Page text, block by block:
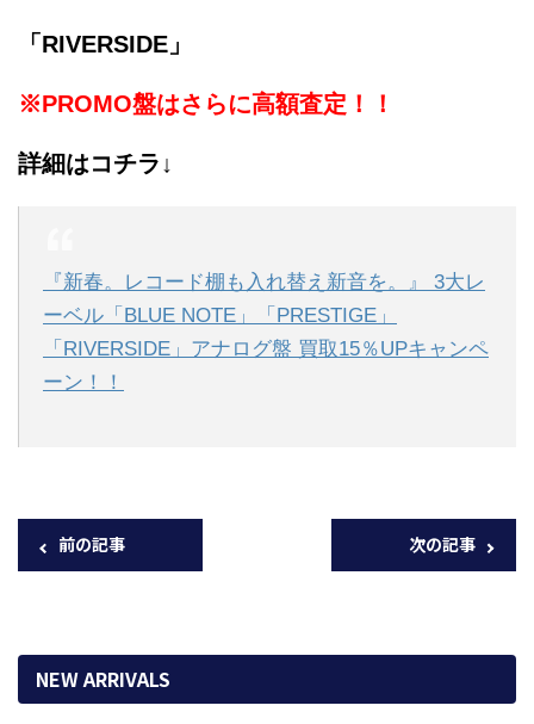
「RIVERSIDE」
※PROMO盤はさらに高額査定！！
詳細はコチラ↓
『新春。レコード棚も入れ替え新音を。』 3大レ
ーベル「BLUE NOTE」「PRESTIGE」
「RIVERSIDE」アナログ盤 買取15％UPキャンペ
ーン！！
前の記事 次の記事
NEW ARRIVALS